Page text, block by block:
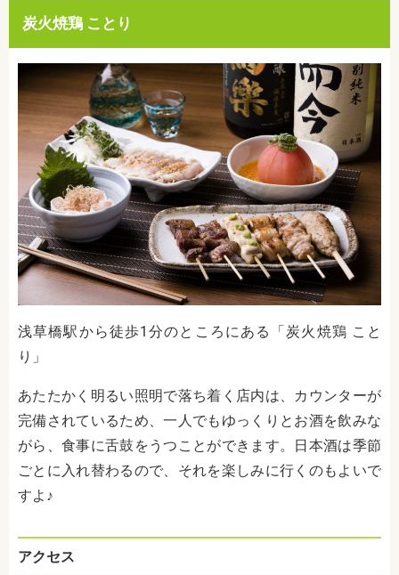
炭火焼鶏 ことり
浅草橋駅から徒歩1分のところにある「炭火焼鶏 こと
り」
あたたかく明るい照明で落ち着く店内は、カウンターが
完備されているため、一人でもゆっくりとお酒を飲みな
がら、食事に舌鼓をうつことができます。日本酒は季節
ごとに入れ替わるので、それを楽しみに行くのもよいで
すよ♪
アクセス